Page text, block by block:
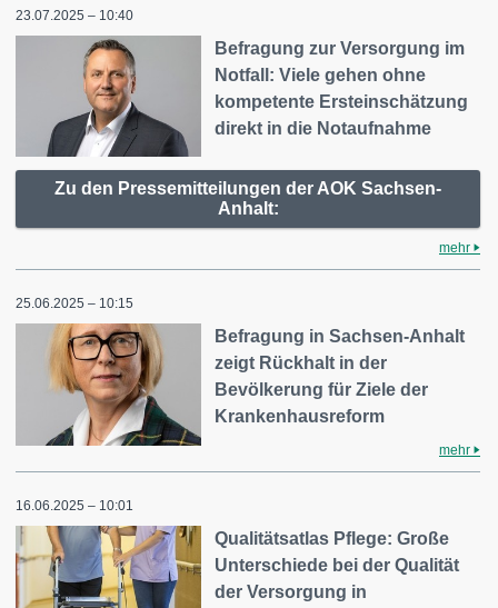
23.07.2025 – 10:40
Befragung zur Versorgung im
Notfall: Viele gehen ohne
kompetente Ersteinschätzung
direkt in die Notaufnahme
Zu den Pressemitteilungen der AOK Sachsen-
Anhalt:
mehr
25.06.2025 – 10:15
Befragung in Sachsen-Anhalt
zeigt Rückhalt in der
Bevölkerung für Ziele der
Krankenhausreform
mehr
16.06.2025 – 10:01
Qualitätsatlas Pflege: Große
Unterschiede bei der Qualität
der Versorgung in